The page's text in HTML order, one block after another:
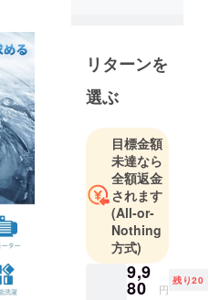
めの道具を
発掘して皆
にお届けす
ることに励
んでいま
す。日本だ
けでなく、
世界各国か
ら優れた品
物の輸入・
販売業務を
行う。
リターンを
選ぶ
目標金額
未達なら
全額返金
されます
(All-or-
Nothing
方式)
9,9
80 円
残り20